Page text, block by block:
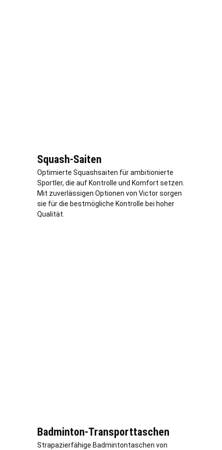
Squash-Saiten
Optimierte Squashsaiten für ambitionierte
Sportler, die auf Kontrolle und Komfort setzen.
Mit zuverlässigen Optionen von Victor sorgen
sie für die bestmögliche Kontrolle bei hoher
Qualität.
Badminton-Transporttaschen
Strapazierfähige Badmintontaschen von